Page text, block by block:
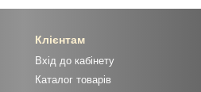
Клієнтам
Вхід до кабінету
Каталог товарів